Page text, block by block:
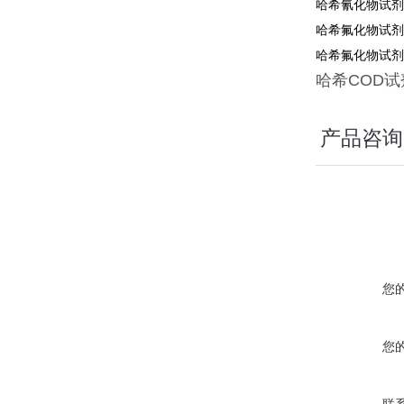
哈希氰化物试
哈希氟化物试
哈希氟化物试
哈希COD试
产品咨询
您
您